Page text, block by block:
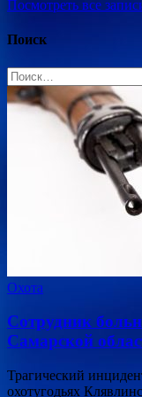
Посмотреть все
Поиск
Найти:
Охота
Сотрудник
Самарской
Трагический
охотугодьях